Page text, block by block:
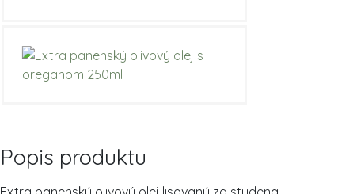
Popis produktu